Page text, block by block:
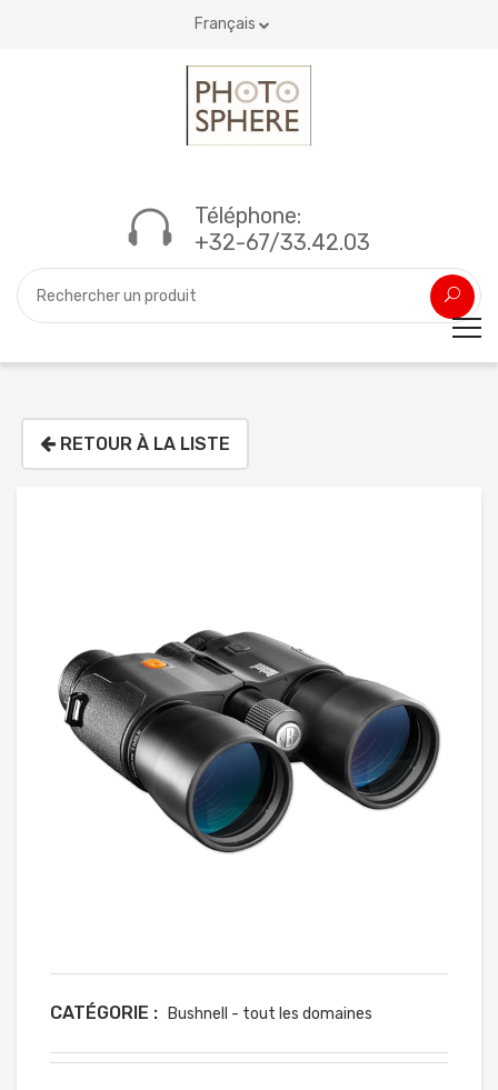
Français
Téléphone:
+32-67/33.42.03
RETOUR À LA LISTE
CATÉGORIE : Bushnell - tout les domaines